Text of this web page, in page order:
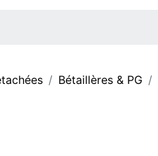
Bétaillères & PG